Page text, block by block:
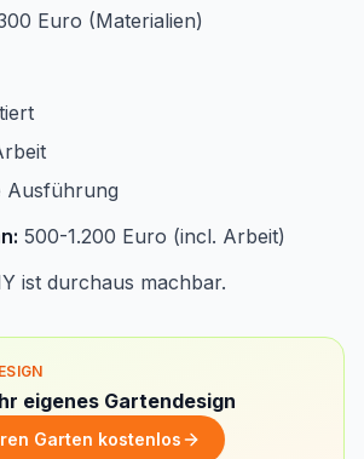
Euro (Materialien)
Ausführung
500-1.200 Euro (incl. Arbeit)
ist durchaus machbar.
eigenes Gartendesign
Garten kostenlos